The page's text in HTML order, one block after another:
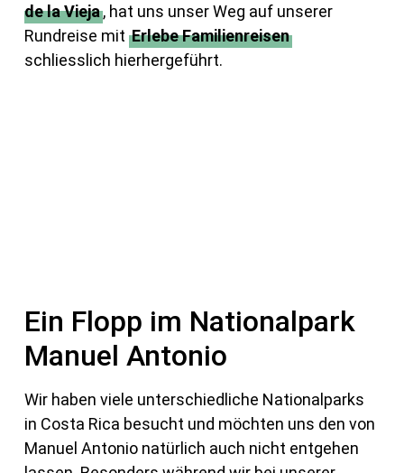
de la Vieja, hat uns unser Weg auf unserer
Rundreise mit Erlebe Familienreisen
schliesslich hierhergeführt.
Ein Flopp im Nationalpark
Manuel Antonio
Wir haben viele unterschiedliche Nationalparks
in Costa Rica besucht und möchten uns den von
Manuel Antonio natürlich auch nicht entgehen